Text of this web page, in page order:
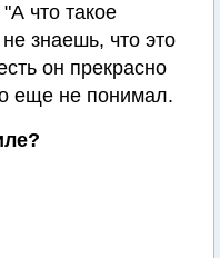
что такое
знаешь, что это
он прекрасно
еще не понимал.